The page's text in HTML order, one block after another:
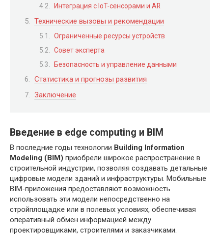
Интеграция с IoT-сенсорами и AR
Технические вызовы и рекомендации
Ограниченные ресурсы устройств
Совет эксперта
Безопасность и управление данными
Статистика и прогнозы развития
Заключение
Введение в edge computing и BIM
В последние годы технологии Building Information
Modeling (BIM) приобрели широкое распространение в
строительной индустрии, позволяя создавать детальные
цифровые модели зданий и инфраструктуры. Мобильные
BIM-приложения предоставляют возможность
использовать эти модели непосредственно на
стройплощадке или в полевых условиях, обеспечивая
оперативный обмен информацией между
проектировщиками, строителями и заказчиками.